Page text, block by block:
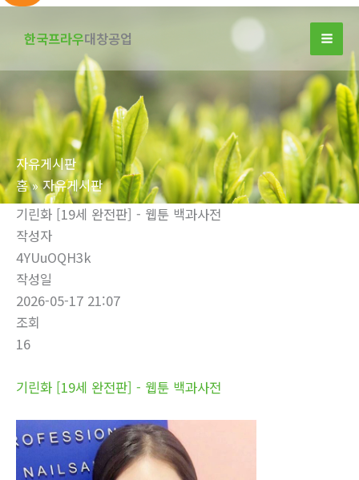
너
뛰
기
한국프라우대창공업
자유게시판
홈
자유게시판
기린화 [19세 완전판] - 웹툰 백과사전
작성자
4YUuOQH3k
작성일
2026-05-17 21:07
조회
16
기린화 [19세 완전판] - 웹툰 백과사전